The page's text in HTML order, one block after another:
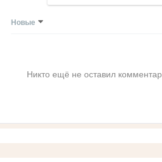
Новые
Никто ещё не оставил